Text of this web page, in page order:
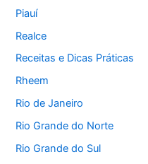
Piauí
Realce
Receitas e Dicas Práticas
Rheem
Rio de Janeiro
Rio Grande do Norte
Rio Grande do Sul